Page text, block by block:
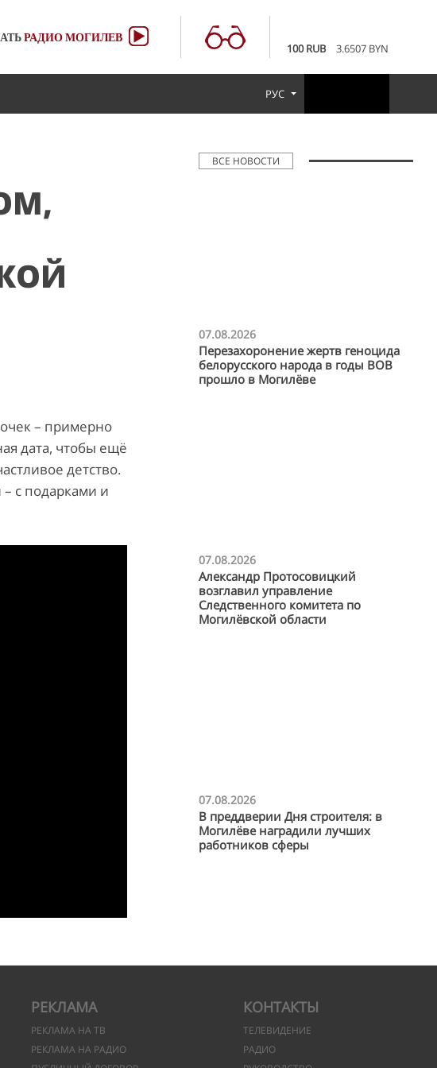
РАДИОМОГИЛЕВ
100 RUB
3.6507 BYN
РУС
– примерно
дата, чтобы ещё
детство.
с подарками и
ВСЕ НОВОСТИ
07.08.2026
Перезахоронение жертв геноцида
белорусского народа в годы ВОВ
прошло в Могилёве
07.08.2026
Александр Протосовицкий
возглавил управление
Следственного комитета по
Могилёвской области
07.08.2026
В преддверии Дня строителя: в
Могилёве наградили лучших
работников сферы
РЕКЛАМА
РЕКЛАМА НА ТВ
РЕКЛАМА НА РАДИО
КОНТАКТЫ
ТЕЛЕВИДЕНИЕ
РАДИО